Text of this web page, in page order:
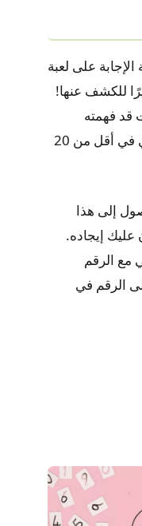
على لعبة
للكشف عنها!
قد فهمته
بالفعل، فتهانينا على حل التحدي في أقل من 20
30. للوصول إلى هذا
عليك إيجاده.
مع الرقم
الرقم في